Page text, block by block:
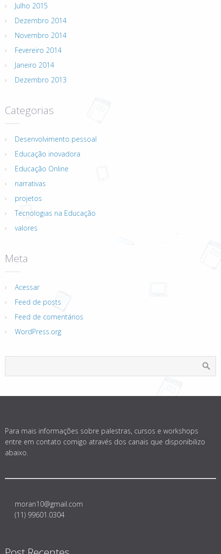
Julho 2015
Dezembro 2014
Novembro 2014
Fevereiro 2014
Janeiro 2014
Dezembro 2013
Categorias
Desenvolvimento pessoal
Educação inovadora
Educação Online
narrativas
projetos
Tecnologias na Educação
valores
Meta
Acessar
Feed de posts
Feed de comentários
WordPress.org
Para mais informações sobre palestras, cursos e workshops
entre em contato comigo através dos canais que disponibilizo
abaixo.
moran10@gmail.com
(11) 99601.0304